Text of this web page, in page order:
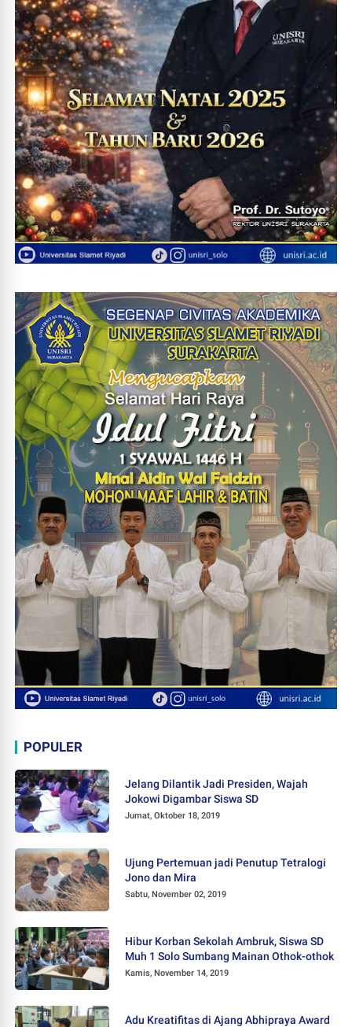
POPULER
Jelang Dilantik Jadi Presiden, Wajah
Jokowi Digambar Siswa SD
Jumat, Oktober 18, 2019
Ujung Pertemuan jadi Penutup Tetralogi
Jono dan Mira
Sabtu, November 02, 2019
Hibur Korban Sekolah Ambruk, Siswa SD
Muh 1 Solo Sumbang Mainan Othok-othok
Kamis, November 14, 2019
Adu Kreatifitas di Ajang Abhipraya Award